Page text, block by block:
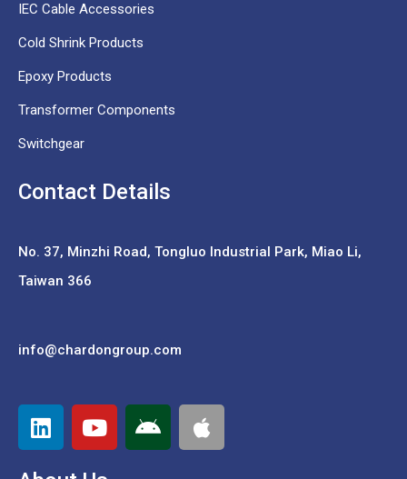
IEC Cable Accessories
Cold Shrink Products
Epoxy Products
Transformer Components
Switchgear
Contact Details
No. 37, Minzhi Road, Tongluo Industrial Park, Miao Li,
Taiwan 366
info@chardongroup.com